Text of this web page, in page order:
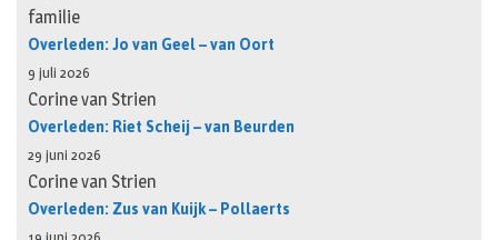
familie
Overleden: Jo van Geel – van Oort
9 juli 2026
Corine van Strien
Overleden: Riet Scheij – van Beurden
29 juni 2026
Corine van Strien
Overleden: Zus van Kuijk – Pollaerts